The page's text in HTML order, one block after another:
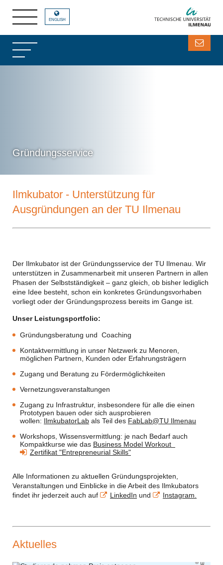
Gründungsservice
ENGLISH
Ilmkubator - Unterstützung für
Ausgründungen an der TU Ilmenau
Der Ilmkubator ist der Gründungsservice der TU Ilmenau. Wir
unterstützen in Zusammenarbeit mit unseren Partnern in allen
Phasen der Selbstständigkeit – ganz gleich, ob bisher lediglich
eine Idee besteht, schon ein konkretes Gründungsvorhaben
vorliegt oder der Gründungsprozess bereits im Gange ist.
Unser Leistungsportfolio:
Gründungsberatung und Coaching
Kontaktvermittlung in unser Netzwerk zu Menoren,
möglichen Partnern, Kunden oder Erfahrungsträgern
Zugang und Beratung zu Fördermöglichkeiten
Vernetzungsveranstaltungen
Zugang zu Infrastruktur, insbesondere für alle die einen
Prototypen bauen oder sich ausprobieren
wollen: IlmkubatorLab als Teil des FabLab@TU Ilmenau
Workshops, Wissensvermittlung: je nach Bedarf auch
Kompaktkurse wie das Business Model Workout
Zertifikat "Entrepreneurial Skills"
Alle Informationen zu aktuellen Gründungsprojekten,
Veranstaltungen und Einblicke in die Arbeit des Ilmkubators
findet ihr jederzeit auch auf
LinkedIn und Instagram.
Aktuelles
EUC